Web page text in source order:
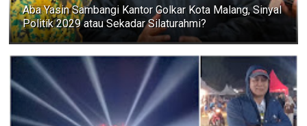
Aba Yasin Sambangi Kantor Golkar Kota Malang, Sinyal
Politik 2029 atau Sekadar Silaturahmi?